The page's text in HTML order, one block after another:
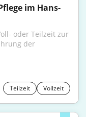
im Hans-
oder Teilzeit zur
der
Teilzeit Vollzeit